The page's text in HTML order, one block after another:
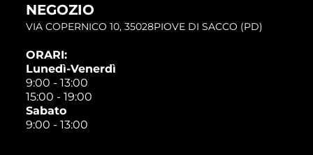
NEGOZIO
VIA COPERNICO 10, 35028PIOVE DI SACCO (PD)
ORARI:
Lunedì-Venerdì
9:00 - 13:00
15:00 - 19:00
Sabato
9:00 - 13:00